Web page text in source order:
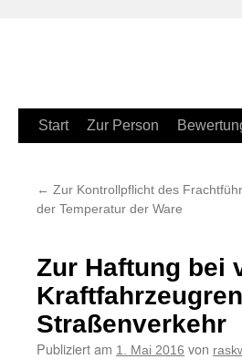
Zum
springen
Start Zur Person
← Zur Kontrollpflicht des
der Temperatur der Ware
Zur Haftung bei
Straßenverkehr
Publiziert am 1. Mai 2016 von